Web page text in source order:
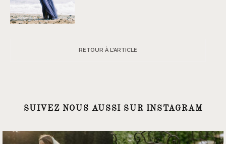
RETOUR À L'ARTICLE
SUIVEZ NOUS AUSSI SUR INSTAGRAM